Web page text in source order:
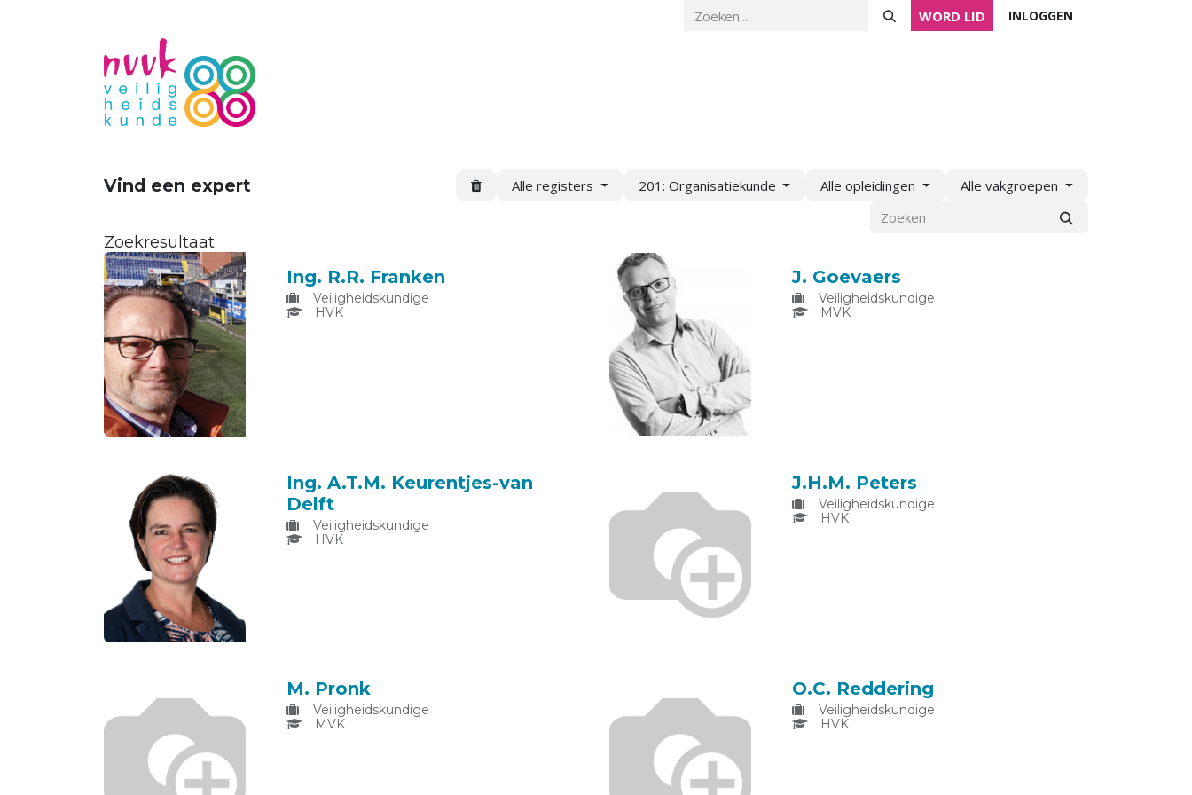
WORD LID INLOGGEN
Vind een expert Alle registers 201: Organisatiekunde Alle opleidingen Alle vakgroepen
Zoekresultaat
Ing. R.R. Franken
Veiligheidskundige
HVK
J. Goevaers
Veiligheidskundige
MVK
Ing. A.T.M. Keurentjes-van
Delft
Veiligheidskundige
HVK
J.H.M. Peters
Veiligheidskundige
HVK
M. Pronk
Veiligheidskundige
MVK
O.C. Reddering
Veiligheidskundige
HVK